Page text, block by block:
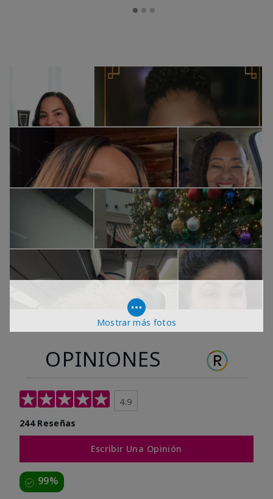
Mostrar más fotos
OPINIONES
4.9
244 Reseñas
Escribir Una Opinión
99%